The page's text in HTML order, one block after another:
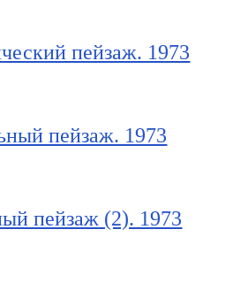
пейзаж. 1973
пейзаж. 1973
пейзаж (2). 1973